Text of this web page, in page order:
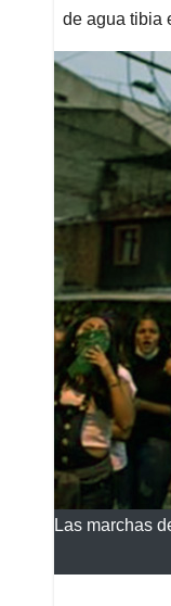
de agua tibia
Las marchas